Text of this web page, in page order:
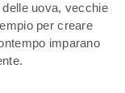
uova, vecchie
per creare
imparano